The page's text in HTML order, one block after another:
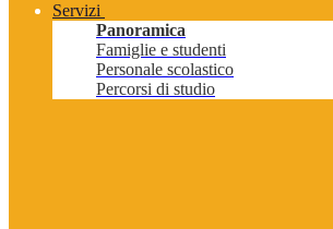
Servizi
Panoramica
Famiglie e studenti
Personale scolastico
Percorsi di studio